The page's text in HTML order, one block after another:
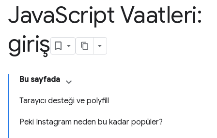
JavaScript Vaatleri:
giriş
Bu sayfada
Tarayıcı desteği ve polyfill
Peki Instagram neden bu kadar popüler?